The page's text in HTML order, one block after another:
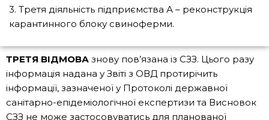
3. Третя діяльність підприємства А – реконструкція
карантинного блоку свиноферми.
ТРЕТЯ ВІДМОВА знову пов’язана із СЗЗ. Цього разу
інформація надана у Звіті з ОВД протирічить
інформації, зазначеної у Протоколі державної
санітарно-епідеміологічної експертизи та Висновок
СЗЗ не може застосовуватись для планованої